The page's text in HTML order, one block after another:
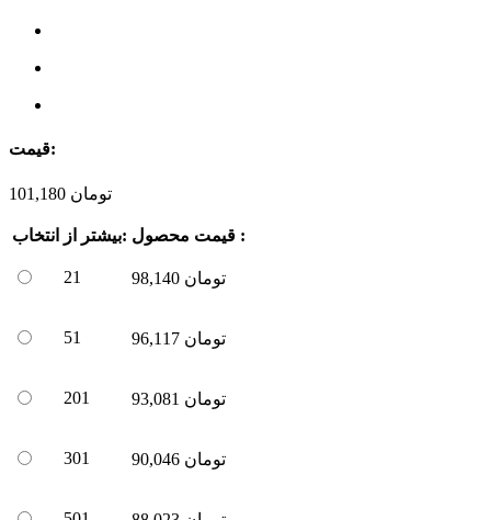
قیمت:
101,180 تومان
انتخاب بیشتر از: قیمت محصول :
21 98,140 تومان
51 96,117 تومان
201 93,081 تومان
301 90,046 تومان